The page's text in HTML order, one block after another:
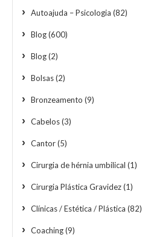
Autoajuda – Psicologia (82)
Blog(600)
Blog(2)
Bolsas(2)
Bronzeamento (9)
Cabelos(3)
Cantor(5)
Cirurgia de hérnia umbilical (1)
Cirurgia Plástica Gravidez(1)
Clínicas / Estética / Plástica (82)
Coaching(9)